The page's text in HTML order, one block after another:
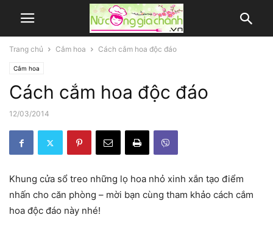
Trang chủ Cắm hoa Cách cắm hoa độc đáo
Cắm hoa
Cách cắm hoa độc đáo
12/03/2014
Khung cửa sổ treo những lọ hoa nhỏ xinh xắn tạo điểm
nhấn cho căn phòng – mời bạn cùng tham khảo cách cắm
hoa độc đáo này nhé!